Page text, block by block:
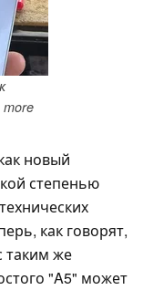
новый
степенью
как говорят,
таким же
"A5" может